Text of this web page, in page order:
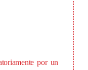
por un